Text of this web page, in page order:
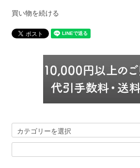
買い物を続ける